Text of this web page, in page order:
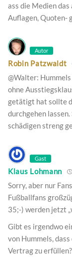
ass die Medien
Auflagen, Quoten-
Autor
Robin Patzwaldt
@Walter:
ohne
getätigt hat sollte
durchgehen
schädigen streng
Gast
Klaus Lohmann
Sorry, aber nur
Fußballfans
35;-) werden jetzt
Gibt es irgendwo
von Hummels,
Vertrag zu